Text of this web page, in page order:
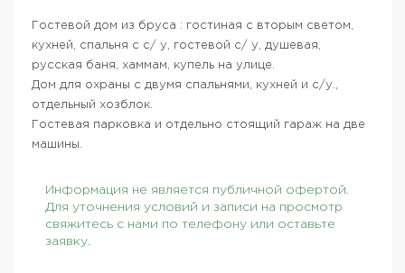
Гостевой дом из бруса : гостиная с вторым светом,
кухней, спальня с с/ у, гостевой с/ у, душевая,
русская баня, хаммам, купель на улице.
Дом для охраны с двумя спальнями, кухней и с/у.,
отдельный хозблок.
Гостевая парковка и отдельно стоящий гараж на две
машины.
Информация не является публичной офертой.
Для уточнения условий и записи на просмотр
свяжитесь с нами по телефону или оставьте
заявку.